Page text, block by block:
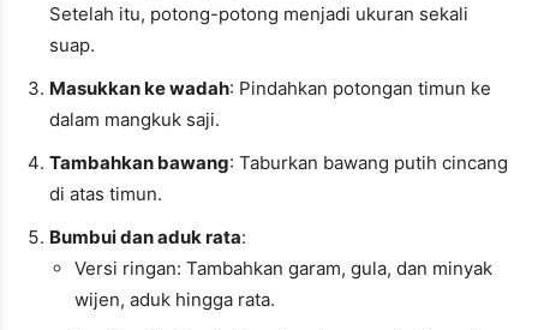
Setelah itu, potong-potong menjadi ukuran sekali
suap.
Masukkan ke wadah: Pindahkan potongan timun ke
dalam mangkuk saji.
Tambahkan bawang: Taburkan bawang putih cincang
di atas timun.
Bumbui dan aduk rata:
Versi ringan: Tambahkan garam, gula, dan minyak
wijen, aduk hingga rata.